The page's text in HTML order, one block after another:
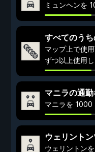
ミュンヘンを
すべてのう
マップ上で使
ずつ以上使用し
マニラの通
マニラを 1000
ウェリント
ウェリントン